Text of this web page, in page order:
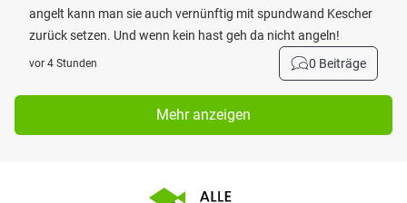
angelt kann man sie auch vernünftig mit spundwand Kescher
zurück setzen. Und wenn kein hast geh da nicht angeln!
vor 4 Stunden 0 Beiträge
Mehr anzeigen